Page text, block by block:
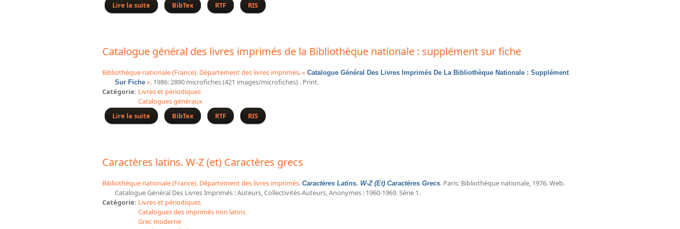
Lire la suite de Catalogue général des livres imprimés de la Bibliothèque nationale : Auteurs
BibTex RTF RIS
Catalogue général des livres imprimés de la Bibliothèque nationale : supplément sur fiche
Bibliothèque nationale (France). Département des livres imprimés.« Catalogue Général Des Livres Imprimés De La Bibliothèque Nationale : Supplément
Sur Fiche ». 1986: 2890 microfiches (421 images/microfiches) . Print.
Catégorie: Livres et périodiques
Catalogues généraux
Lire la suite de Catalogue général des livres imprimés de la Bibliothèque nationale : supplément sur fiche
BibTex RTF RIS
Caractères latins. W-Z (et) Caractères grecs
Bibliothèque nationale (France). Département des livres imprimés. Caractères Latins. W-Z (Et) Caractères Grecs. Paris: Bibliothèque nationale, 1976. Web.
Catalogue Général Des Livres Imprimés : Auteurs, Collectivités-Auteurs, Anonymes : 1960-1969. Série 1.
Catégorie: Livres et périodiques
Catalogues des imprimés non latins
Grec moderne